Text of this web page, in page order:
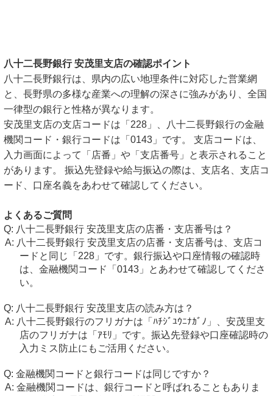
八十二長野銀行 安茂里支店の確認ポイント
八十二長野銀行は、県内の広い地理条件に対応した営業網
と、長野県の多様な産業への理解の深さに強みがあり、全国
一律型の銀行と性格が異なります。
安茂里支店の支店コードは「228」、八十二長野銀行の金融
機関コード・銀行コードは「0143」です。 支店コードは、
入力画面によって「店番」や「支店番号」と表示されること
があります。 振込先登録や給与振込の際は、支店名、支店コ
ード、口座名義をあわせて確認してください。
よくあるご質問
八十二長野銀行 安茂里支店の店番・支店番号は？
八十二長野銀行 安茂里支店の店番・支店番号は、支店コ
ードと同じ「228」です。銀行振込や口座情報の確認時
は、金融機関コード「0143」とあわせて確認してくださ
い。
八十二長野銀行 安茂里支店の読み方は？
八十二長野銀行のフリガナは「ﾊﾁｼﾞﾕｳﾆﾅｶﾞﾉ」、安茂里支
店のフリガナは「ｱﾓﾘ」です。振込先登録や口座確認時の
入力ミス防止にもご活用ください。
金融機関コードと銀行コードは同じですか？
金融機関コードは、銀行コードと呼ばれることもありま